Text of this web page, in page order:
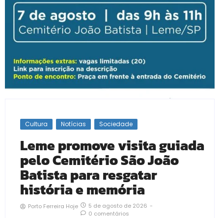
Cultura Notícias Sociedade
Leme promove visita guiada
pelo Cemitério São João
Batista para resgatar
história e memória
Porto Ferreira Hoje 5 de agosto de 2026 -
0 comentários